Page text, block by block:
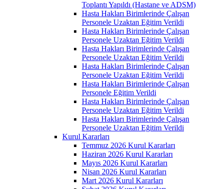
Toplantı Yapıldı (Hastane ve ADSM)
Hasta Hakları Birimlerinde Çalışan
Personele Uzaktan Eğitim Verildi
Hasta Hakları Birimlerinde Çalışan
Personele Uzaktan Eğitim Verildi
Hasta Hakları Birimlerinde Çalışan
Personele Uzaktan Eğitim Verildi
Hasta Hakları Birimlerinde Çalışan
Personele Uzaktan Eğitim Verildi
Hasta Hakları Birimlerinde Çalışan
Personele Eğitim Verildi
Hasta Hakları Birimlerinde Çalışan
Personele Uzaktan Eğitim Verildi
Hasta Hakları Birimlerinde Çalışan
Personele Uzaktan Eğitim Verildi
Kurul Kararları
Temmuz 2026 Kurul Kararları
Haziran 2026 Kurul Kararları
Mayıs 2026 Kurul Kararları
Nisan 2026 Kurul Kararları
Mart 2026 Kurul Kararları